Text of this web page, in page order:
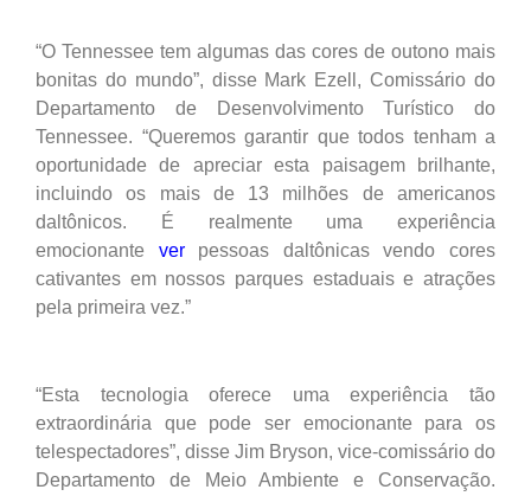
“O Tennessee tem algumas das cores de outono mais
bonitas do mundo”, disse Mark Ezell, Comissário do
Departamento de Desenvolvimento Turístico do
Tennessee. “Queremos garantir que todos tenham a
oportunidade de apreciar esta paisagem brilhante,
incluindo os mais de 13 milhões de americanos
daltônicos. É realmente uma experiência
emocionante verpessoas daltônicas vendo cores
cativantes em nossos parques estaduais e atrações
pela primeira vez.”
“Esta tecnologia oferece uma experiência tão
extraordinária que pode ser emocionante para os
telespectadores”, disse Jim Bryson, vice-comissário do
Departamento de Meio Ambiente e Conservação.